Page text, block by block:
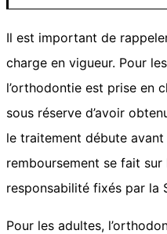
Il est important de
charge en vigueur. Pour
l’orthodontie est prise en
sous réserve d’avoir
le traitement débute avant
remboursement se fait
responsabilité fixés par la
Pour les adultes,